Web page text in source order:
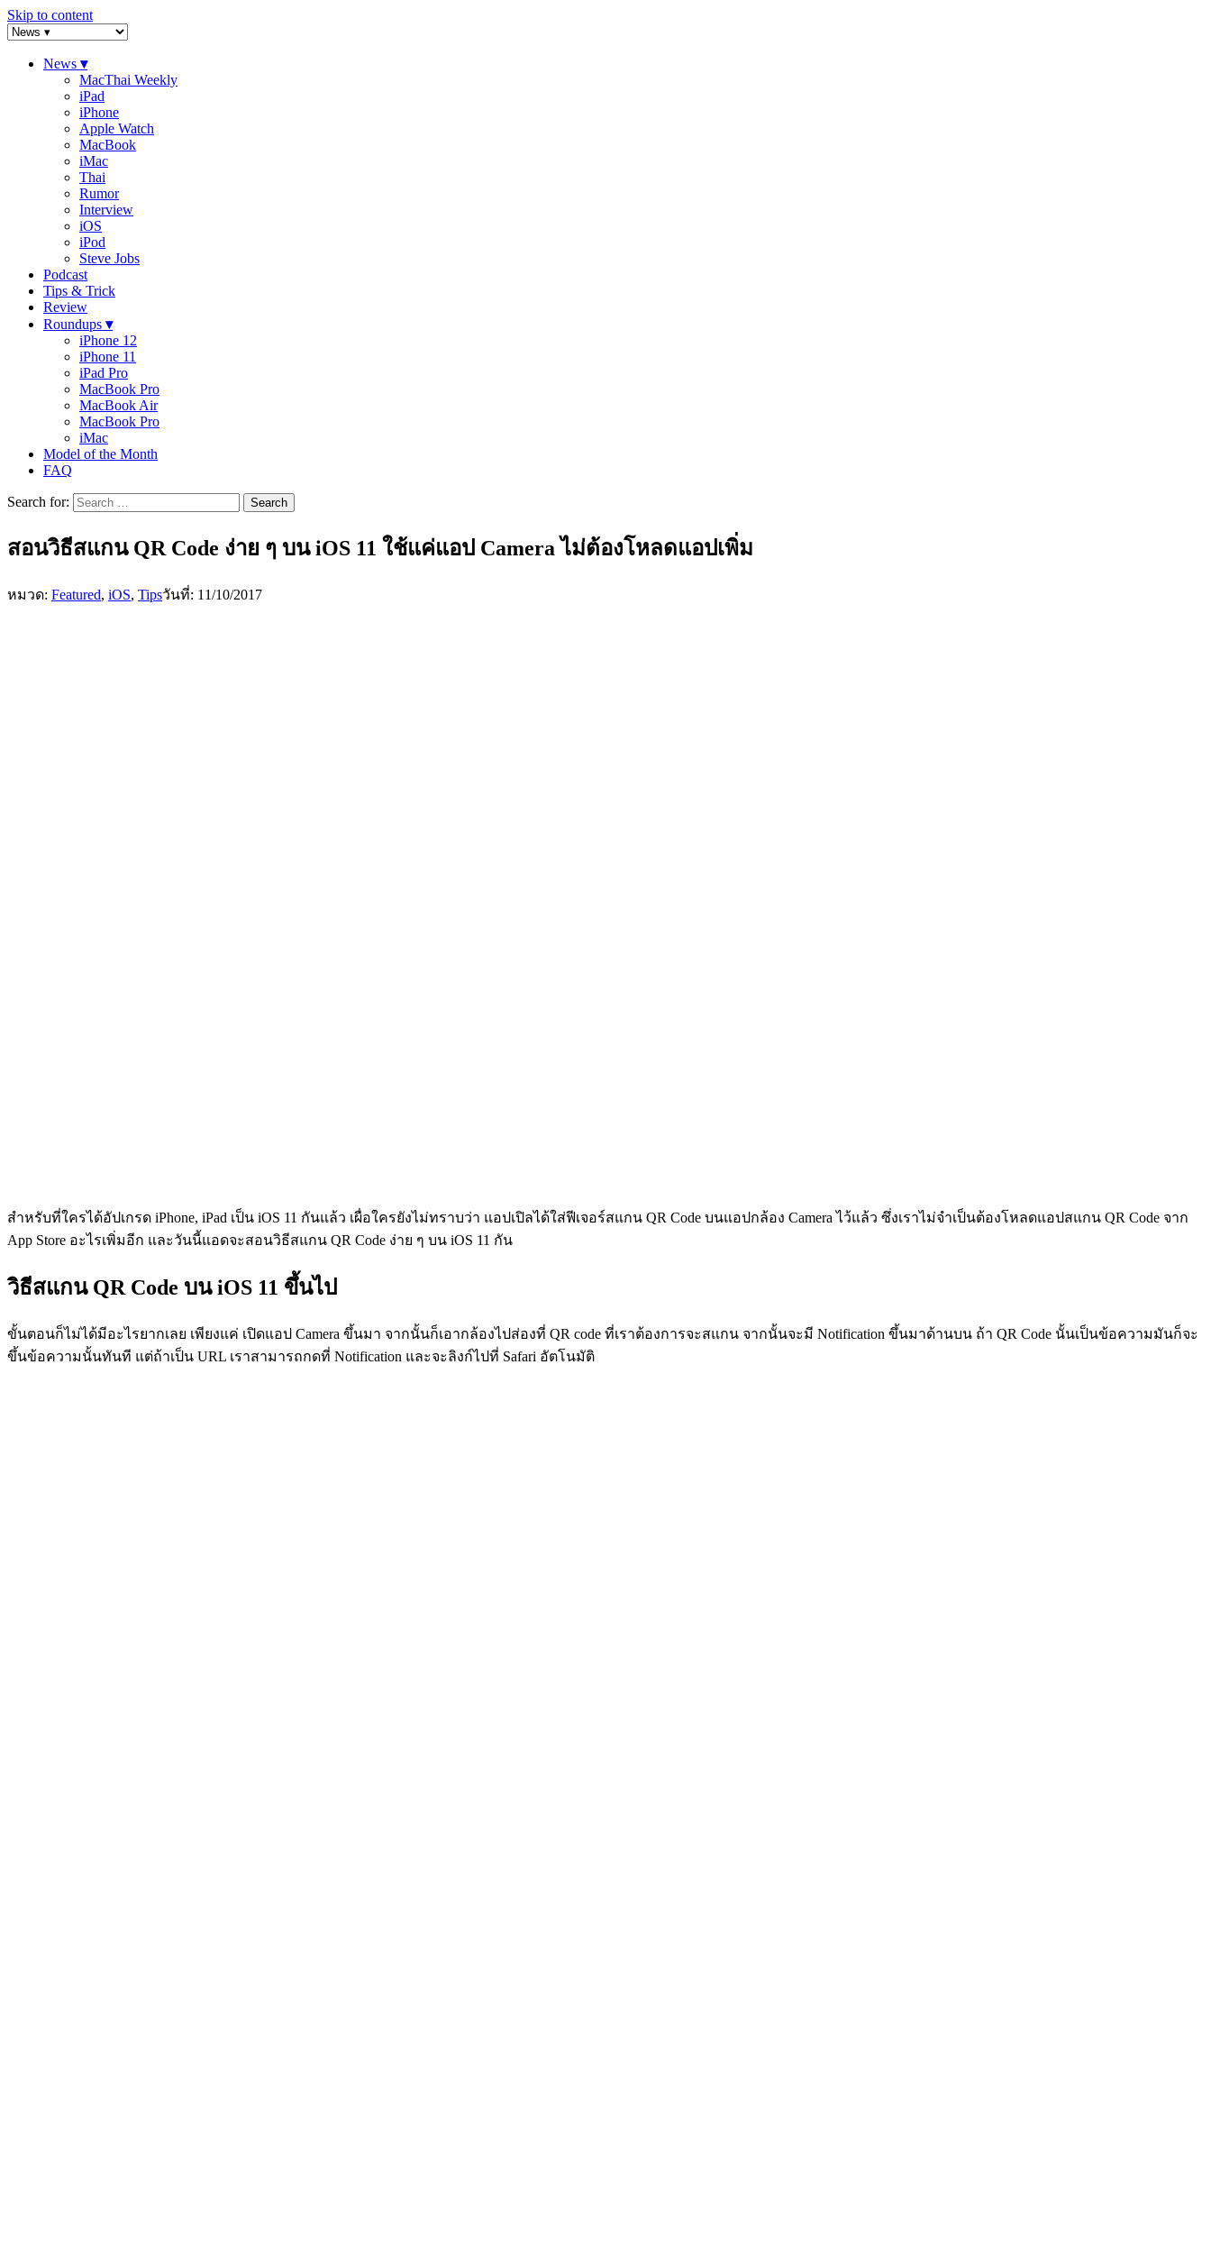
Skip to content
News ▾
MacThai Weekly
iPad
iPhone
Apple Watch
MacBook
iMac
Thai
Rumor
Interview
iOS
iPod
Steve Jobs
Podcast
Tips & Trick
Review
Roundups ▾
iPhone 12
iPhone 11
iPad Pro
MacBook Pro
MacBook Air
MacBook Pro
iMac
Model of the Month
FAQ
Search for:
สอนวิธีสแกน QR Code ง่าย ๆ บน iOS 11 ใช้แค่แอป Camera ไม่ต้องโหลดแอปเพิ่ม
หมวด: Featured, iOS, Tipsวันที่: 11/10/2017
สำหรับที่ใครได้อัปเกรด iPhone, iPad เป็น iOS 11 กันแล้ว เผื่อใครยังไม่ทราบว่า แอปเปิลได้ใส่ฟีเจอร์สแกน QR Code บนแอปกล้อง Camera ไว้แล้ว ซึ่งเราไม่จำเป็นต้องโหลดแอปสแกน QR Code จาก
App Store อะไรเพิ่มอีก และวันนี้แอดจะสอนวิธีสแกน QR Code ง่าย ๆ บน iOS 11 กัน
วิธีสแกน QR Code บน iOS 11 ขึ้นไป
ขั้นตอนก็ไม่ได้มีอะไรยากเลย เพียงแค่ เปิดแอป Camera ขึ้นมา จากนั้นก็เอากล้องไปส่องที่ QR code ที่เราต้องการจะสแกน จากนั้นจะมี Notification ขึ้นมาด้านบน ถ้า QR Code นั้นเป็นข้อความมันก็จะ
ขึ้นข้อความนั้นทันที แต่ถ้าเป็น URL เราสามารถกดที่ Notification และจะลิงก์ไปที่ Safari อัตโนมัติ